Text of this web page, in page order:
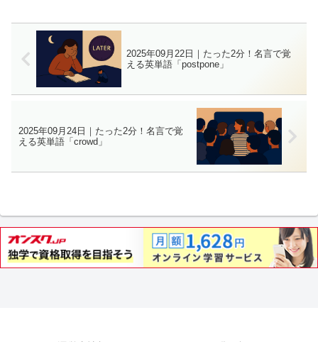
2025年09月22日｜たった2分！名言で覚
える英単語「postpone」
2025年09月24日｜たった2分！名言で覚
える英単語「crowd」